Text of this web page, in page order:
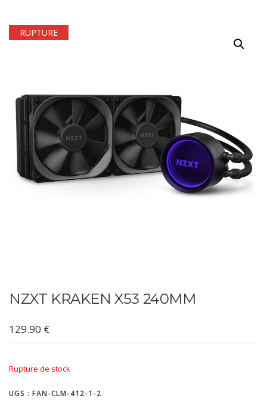
RUPTURE
NZXT KRAKEN X53 240MM
129.90 €
Rupture de stock
UGS : FAN-CLM-412-1-2